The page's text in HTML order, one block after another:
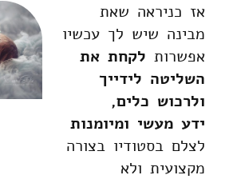
אז כניראה שאת
מבינה שיש לך עכשיו
אפשרות לקחת את
השליטה לידייך
ולרכוש כלים,
ידע מעשי ומיומנות
לצלם בסטודיו בצורה
מקצועית ולא